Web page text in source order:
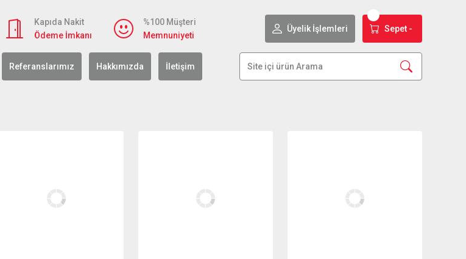
Kapıda Nakit
Ödeme İmkanı
%100 Müşteri
Memnuniyeti
Üyelik İşlemleri Sepet -
Referanslarımız Hakkımızda İletişim